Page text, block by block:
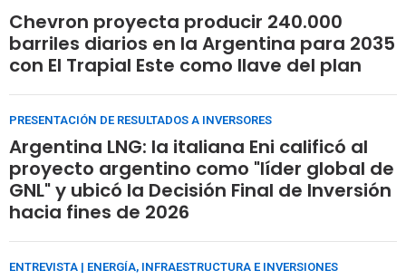
Chevron proyecta producir 240.000
barriles diarios en la Argentina para 2035
con El Trapial Este como llave del plan
PRESENTACIÓN DE RESULTADOS A INVERSORES
Argentina LNG: la italiana Eni calificó al
proyecto argentino como "líder global de
GNL" y ubicó la Decisión Final de Inversión
hacia fines de 2026
ENTREVISTA | ENERGÍA, INFRAESTRUCTURA E INVERSIONES